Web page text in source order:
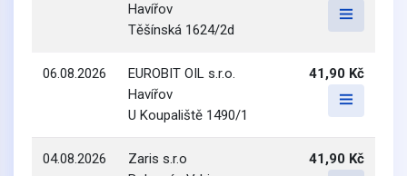
Havířov
Těšínská 1624/2d
06.08.2026
EUROBIT OIL s.r.o.
Havířov
U Koupaliště 1490/1
41,90 Kč
04.08.2026
Zaris s.r.o
41,90 Kč